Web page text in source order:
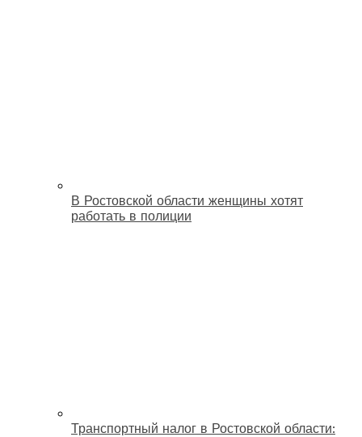
В Ростовской области женщины хотят
работать в полиции
Транспортный налог в Ростовской области: